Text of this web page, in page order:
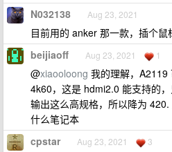
N032138 Aug 23, 2021
目前用的 anker 那一款，插个鼠
beijiaoff Aug 23, 2021 1
@xiaooloong 我的理解，A2119
4k60，这是 hdmi2.0 能支持的
输出这么高规格，所以降为
什么笔记本
cpstar Aug 23, 2021 3